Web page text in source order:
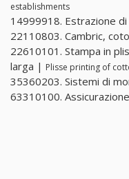
establishments
14999918. Estrazione
22110803. Cambric,
22610101. Stampa in
larga | Plisse printing of
35360203. Sistemi di
63310100.